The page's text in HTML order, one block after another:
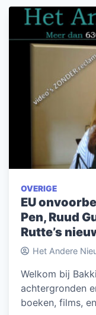
OVERIGE
EU
Pen, Ruud
Rutte’s
Het Andere
Welkom bij
achtergronden
boeken, films,